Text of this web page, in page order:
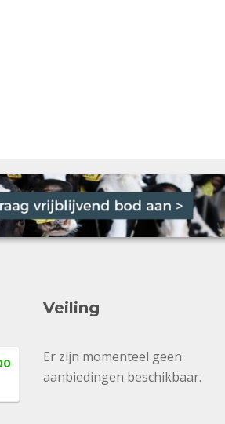
Veiling
Er zijn momenteel geen
aanbiedingen beschikbaar.